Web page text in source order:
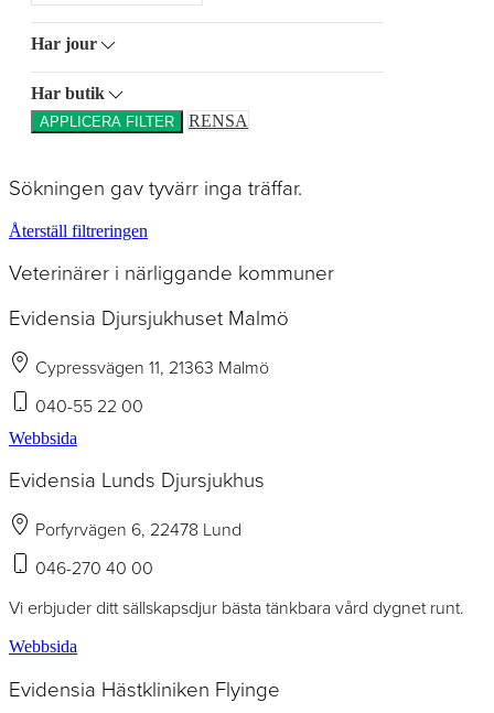
Har jour
Har butik
APPLICERA FILTER RENSA
Sökningen gav tyvärr inga träffar.
Återställ filtreringen
Veterinärer i närliggande kommuner
Evidensia Djursjukhuset Malmö
Cypressvägen 11, 21363 Malmö
040-55 22 00
Webbsida
Evidensia Lunds Djursjukhus
Porfyrvägen 6, 22478 Lund
046-270 40 00
Vi erbjuder ditt sällskapsdjur bästa tänkbara vård dygnet runt.
Webbsida
Evidensia Hästkliniken Flyinge